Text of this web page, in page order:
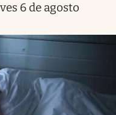
6 de agosto